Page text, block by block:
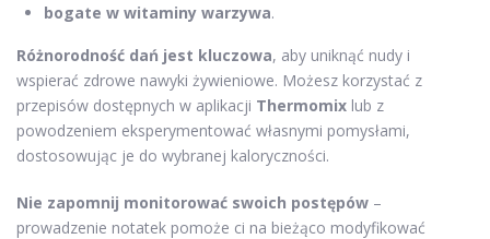
bogate w witaminy warzywa.
Różnorodność dań jest kluczowa, aby uniknąć nudy i
wspierać zdrowe nawyki żywieniowe. Możesz korzystać z
przepisów dostępnych w aplikacji Thermomix lub z
powodzeniem eksperymentować własnymi pomysłami,
dostosowując je do wybranej kaloryczności.
Nie zapomnij monitorować swoich postępów –
prowadzenie notatek pomoże ci na bieżąco modyfikować